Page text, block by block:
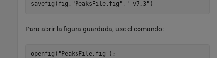
savefig(fig, "PeaksFile.fig" , "-v7.3"
Para abrir la figura guardada, use el comando:
openfig( "PeaksFile.fig" );